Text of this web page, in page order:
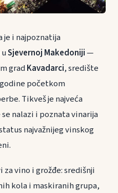
je i najpoznatija
Sjevernoj Makedoniji—
gradKavadarci, središte
početkom
Tikveš je najveća
nalazi i poznata vinarija
najvažnijeg vinskog
vino i grožđe: središnji
kola i maskiranih grupa,